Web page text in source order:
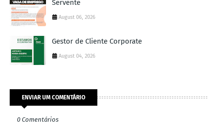
Servente
August 06, 2026
Gestor de Cliente Corporate
August 04, 2026
ENVIAR UM COMENTÁRIO
0 Comentários